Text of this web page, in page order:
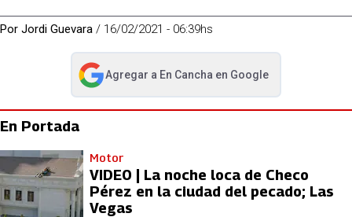
Por Jordi Guevara / 16/02/2021 - 06:39hs
Agregar a En Cancha en Google
abre en nueva pestaña
En Portada
Motor
VIDEO | La noche loca de Checo
Pérez en la ciudad del pecado; Las
Vegas